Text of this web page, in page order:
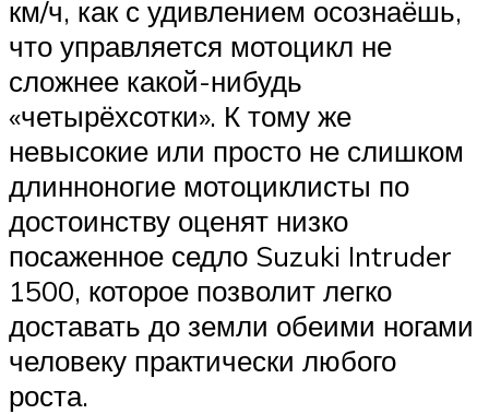
км/ч, как с удивлением осознаёшь,
что управляется мотоцикл не
сложнее какой-нибудь
«четырёхсотки». К тому же
невысокие или просто не слишком
длинноногие мотоциклисты по
достоинству оценят низко
посаженное седло Suzuki Intruder
1500, которое позволит легко
доставать до земли обеими ногами
человеку практически любого
роста.